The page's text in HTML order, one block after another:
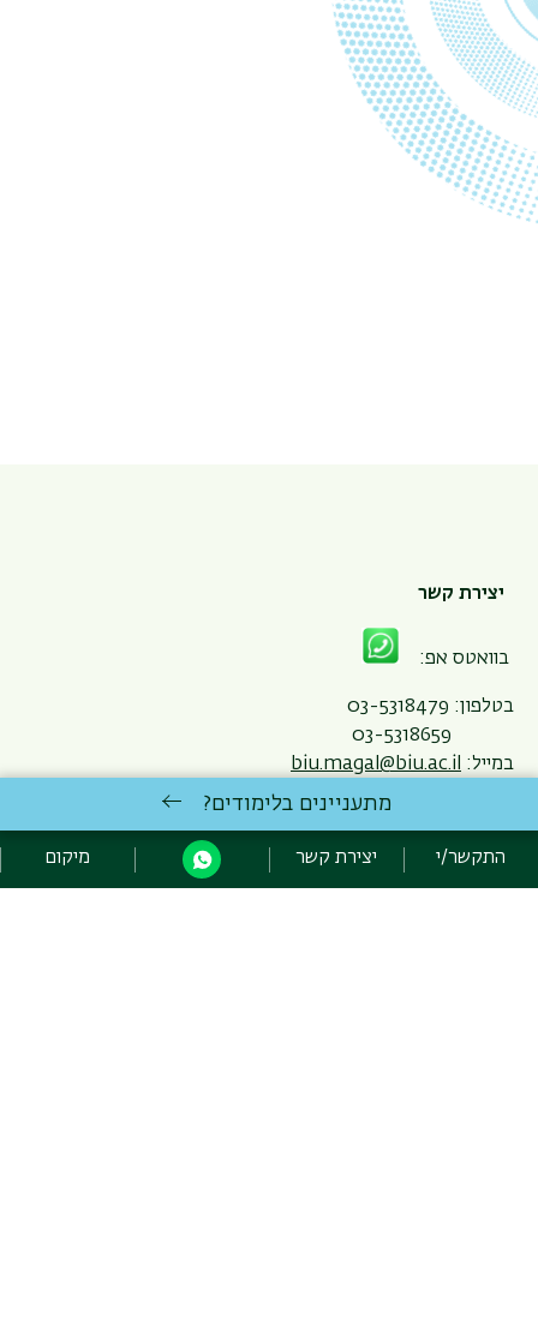
יצירת קשר
בוואטס אפ:
בטלפון: 03-5318479
במייל: biu.magal@biu.ac.il
מתעניינים בלימודים?
התקשר/י יצירת קשר מיקום